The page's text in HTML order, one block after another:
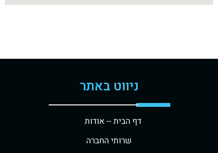
ניווט באתר
דף הבית -- אודות
שרותי החברה